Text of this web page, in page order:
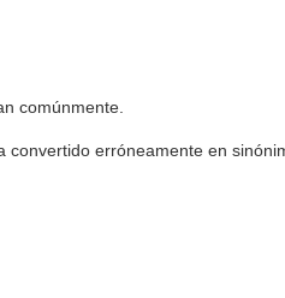
comúnmente.
convertido erróneamente en